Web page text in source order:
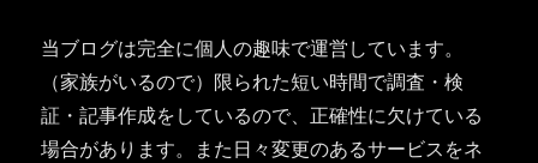
当ブログは完全に個人の趣味で運営しています。
（家族がいるので）限られた短い時間で調査・検
証・記事作成をしているので、正確性に欠けている
場合があります。また日々変更のあるサービスをネ